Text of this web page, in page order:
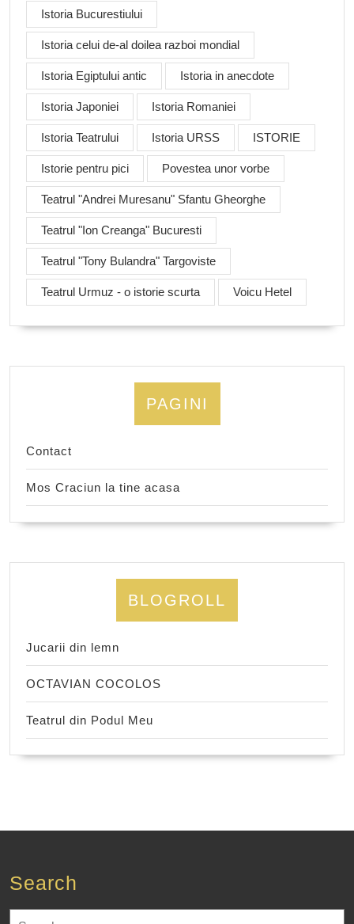
Istoria Bucurestiului
Istoria celui de-al doilea razboi mondial
Istoria Egiptului antic Istoria in anecdote
Istoria Japoniei Istoria Romaniei
Istoria Teatrului Istoria URSS ISTORIE
Istorie pentru pici Povestea unor vorbe
Teatrul "Andrei Muresanu" Sfantu Gheorghe
Teatrul "Ion Creanga" Bucuresti
Teatrul "Tony Bulandra" Targoviste
Teatrul Urmuz - o istorie scurta Voicu Hetel
PAGINI
Contact
Mos Craciun la tine acasa
BLOGROLL
Jucarii din lemn
OCTAVIAN COCOLOS
Teatrul din Podul Meu
Search